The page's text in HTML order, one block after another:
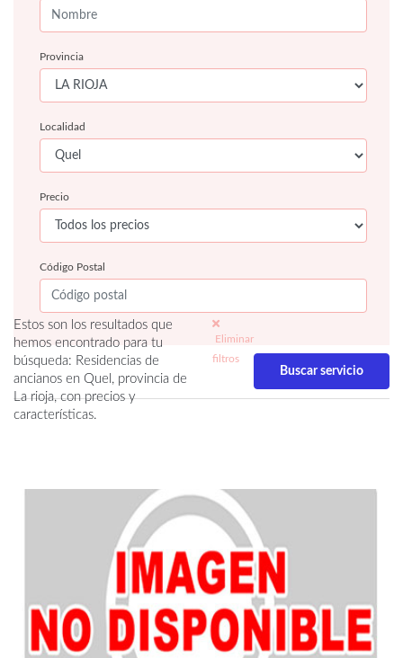
Provincia
Localidad
Precio
Código Postal
Estos son los resultados que
hemos encontrado para tu
búsqueda: Residencias de
ancianos en Quel, provincia de
La rioja, con precios y
características.
Eliminar
filtros